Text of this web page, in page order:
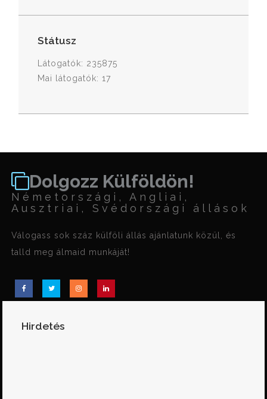
Státusz
Látogatók: 235875
Mai látogatók: 17
Dolgozz Külföldön!
Németországi, Angliai,
Ausztriai, Svédországi állások
Válogass sok száz külföli állás ajánlatunk közül, és
talld meg álmaid munkáját!
Hirdetés